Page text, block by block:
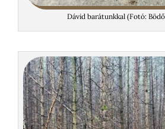
Dávid barátunkkal (Fotó: